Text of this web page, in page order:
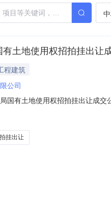
土地使用权招拍挂出让
程建筑
公司
国有土地使用权招拍挂出让成
权。现将有关情况公示如下：一
挂出让